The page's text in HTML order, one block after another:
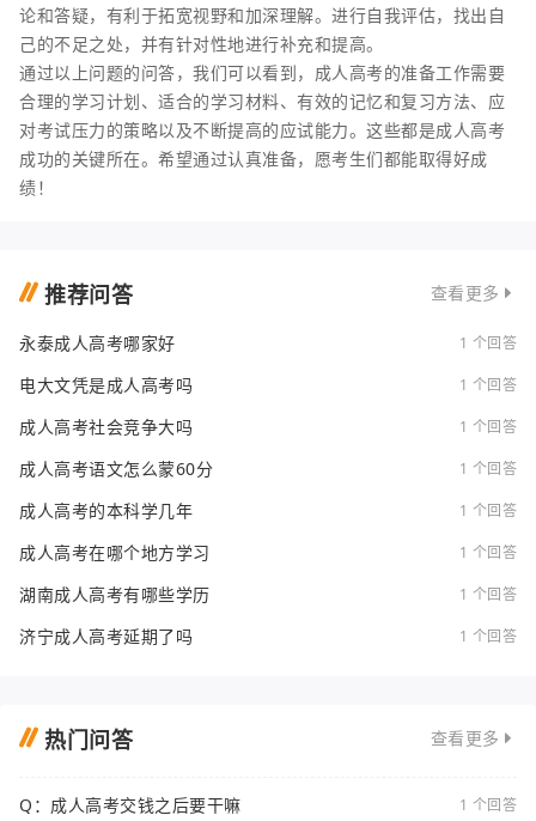
论和答疑，有利于拓宽视野和加深理解。进行自我评估，找出自
己的不足之处，并有针对性地进行补充和提高。
通过以上问题的问答，我们可以看到，成人高考的准备工作需要
合理的学习计划、适合的学习材料、有效的记忆和复习方法、应
对考试压力的策略以及不断提高的应试能力。这些都是成人高考
成功的关键所在。希望通过认真准备，愿考生们都能取得好成
绩！
推荐问答 查看更多
永泰成人高考哪家好 1 个回答
电大文凭是成人高考吗 1 个回答
成人高考社会竞争大吗 1 个回答
成人高考语文怎么蒙60分 1 个回答
成人高考的本科学几年 1 个回答
成人高考在哪个地方学习 1 个回答
湖南成人高考有哪些学历 1 个回答
济宁成人高考延期了吗 1 个回答
热门问答 查看更多
Q：成人高考交钱之后要干嘛 1 个回答